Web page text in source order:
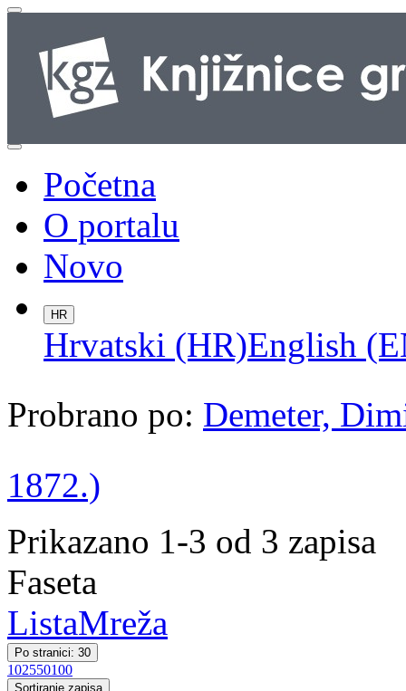
Početna
O portalu
Novo
HR
Hrvatski (HR)English
Probrano po: Demeter,
1872.)
Prikazano 1-3 od 3 zapisa
Faseta
ListaMreža
Po stranici: 30
102550100
Sortiranje zapisa